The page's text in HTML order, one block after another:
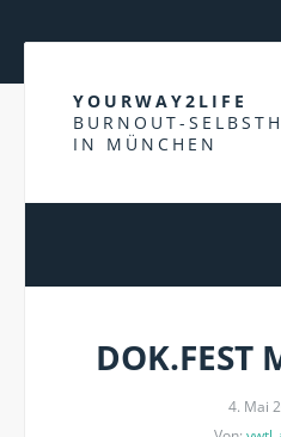
YOURWAY2LIFE
BURNOUT-
IN MÜNCHEN
DOK.FEST
4. Mai